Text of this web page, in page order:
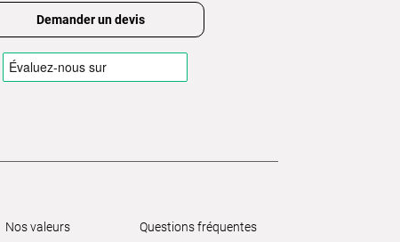
Demander un devis
Nos valeurs
Questions fréquentes